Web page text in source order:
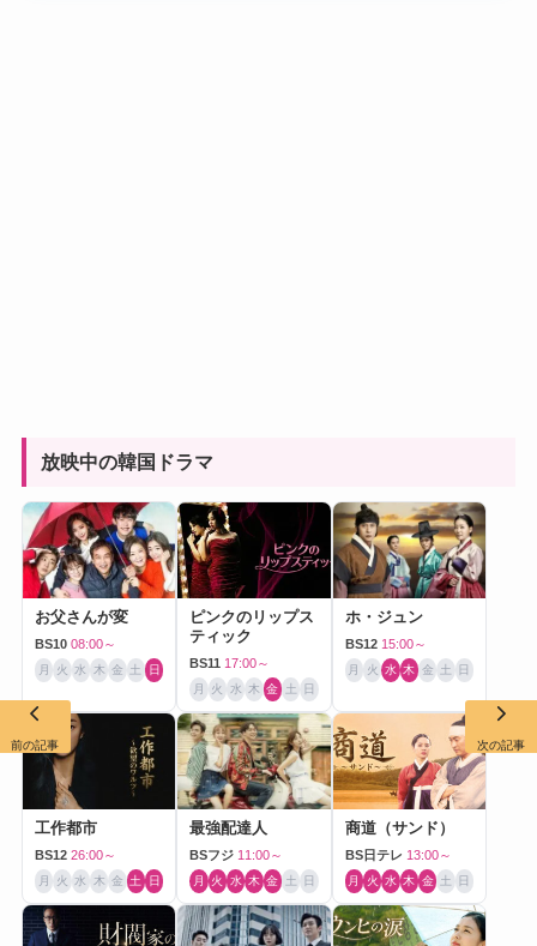
放映中の韓国ドラマ
お父さんが変
BS10 08:00～
月 火 水 木 金 土 日
ピンクのリップス
ティック
BS11 17:00～
月 火 水 木 金 土 日
ホ・ジュン
BS12 15:00～
月 火 水 木 金 土 日
工作都市
BS12 26:00～
月 火 水 木 金 土 日
最強配達人
BSフジ 11:00～
月 火 水 木 金 土 日
商道（サンド）
BS日テレ 13:00～
月 火 水 木 金 土 日
前の記事 次の記事